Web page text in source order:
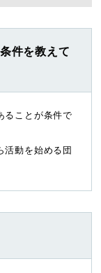
件を教えて
ることが条件で
活動を始める団